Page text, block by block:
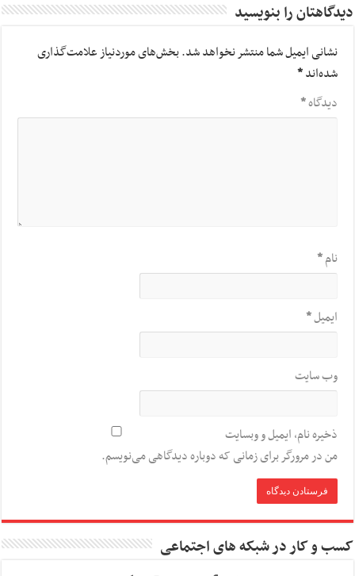
دیدگاهتان را بنویسید
نشانی ایمیل شما منتشر نخواهد شد.بخش‌های موردنیاز علامت‌گذاری
شده‌اند*
دیدگاه*
نام*
ایمیل*
وب‌ سایت
ذخیره نام، ایمیل و وبسایت
من در مرورگر برای زمانی که دوباره دیدگاهی می‌نویسم.
کسب و کار در شبکه های اجتماعی